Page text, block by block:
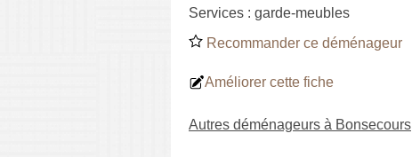
Services : garde-meubles
Recommander ce déménageur
Améliorer cette fiche
Autres déménageurs à Bonsecours